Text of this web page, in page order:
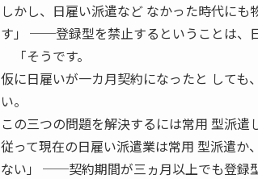
しかし、日雇い派遣など なかった時代に
す」 ──登録型を禁止するということは、
「そうです。
仮に日雇いが一カ月契約になったと して
い。
この三つの問題を解決するには常用 型派遣
従って現在の日雇い派遣業は常用 型派遣
ない」 ──契約期間が三ヵ月以上でも登録